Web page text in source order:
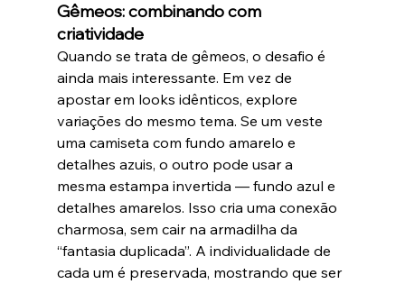
Gêmeos: combinando com
criatividade
Quando se trata de gêmeos, o desafio é
ainda mais interessante. Em vez de
apostar em looks idênticos, explore
variações do mesmo tema. Se um veste
uma camiseta com fundo amarelo e
detalhes azuis, o outro pode usar a
mesma estampa invertida — fundo azul e
detalhes amarelos. Isso cria uma conexão
charmosa, sem cair na armadilha da
“fantasia duplicada”. A individualidade de
cada um é preservada, mostrando que ser